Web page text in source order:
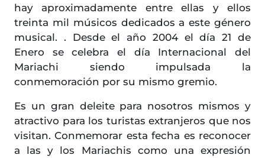
hay aproximadamente entre ellas y ellos
treinta mil músicos dedicados a este género
musical. . Desde el año 2004 el día 21 de
Enero se celebra el día Internacional del
Mariachi siendo impulsada la
conmemoración por su mismo gremio.
Es un gran deleite para nosotros mismos y
atractivo para los turistas extranjeros que nos
visitan. Conmemorar esta fecha es reconocer
a las y los Mariachis como una expresión